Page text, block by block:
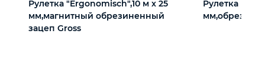
Рулетка "Ergonomisch",10 м x 25
мм,магнитный обрезиненный
зацеп Gross
Рулетка